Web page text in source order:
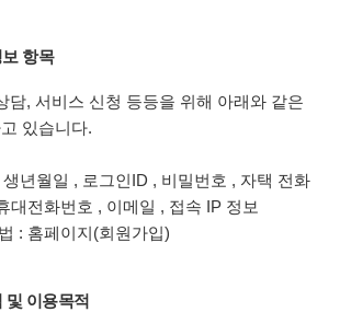
항목
담, 서비스 신청 등등을 위해 아래와 같은
있습니다.
년월일 , 로그인ID , 비밀번호 , 자택 전화
대전화번호 , 이메일 , 접속 IP 정보
: 홈페이지(회원가입)
및 이용목적